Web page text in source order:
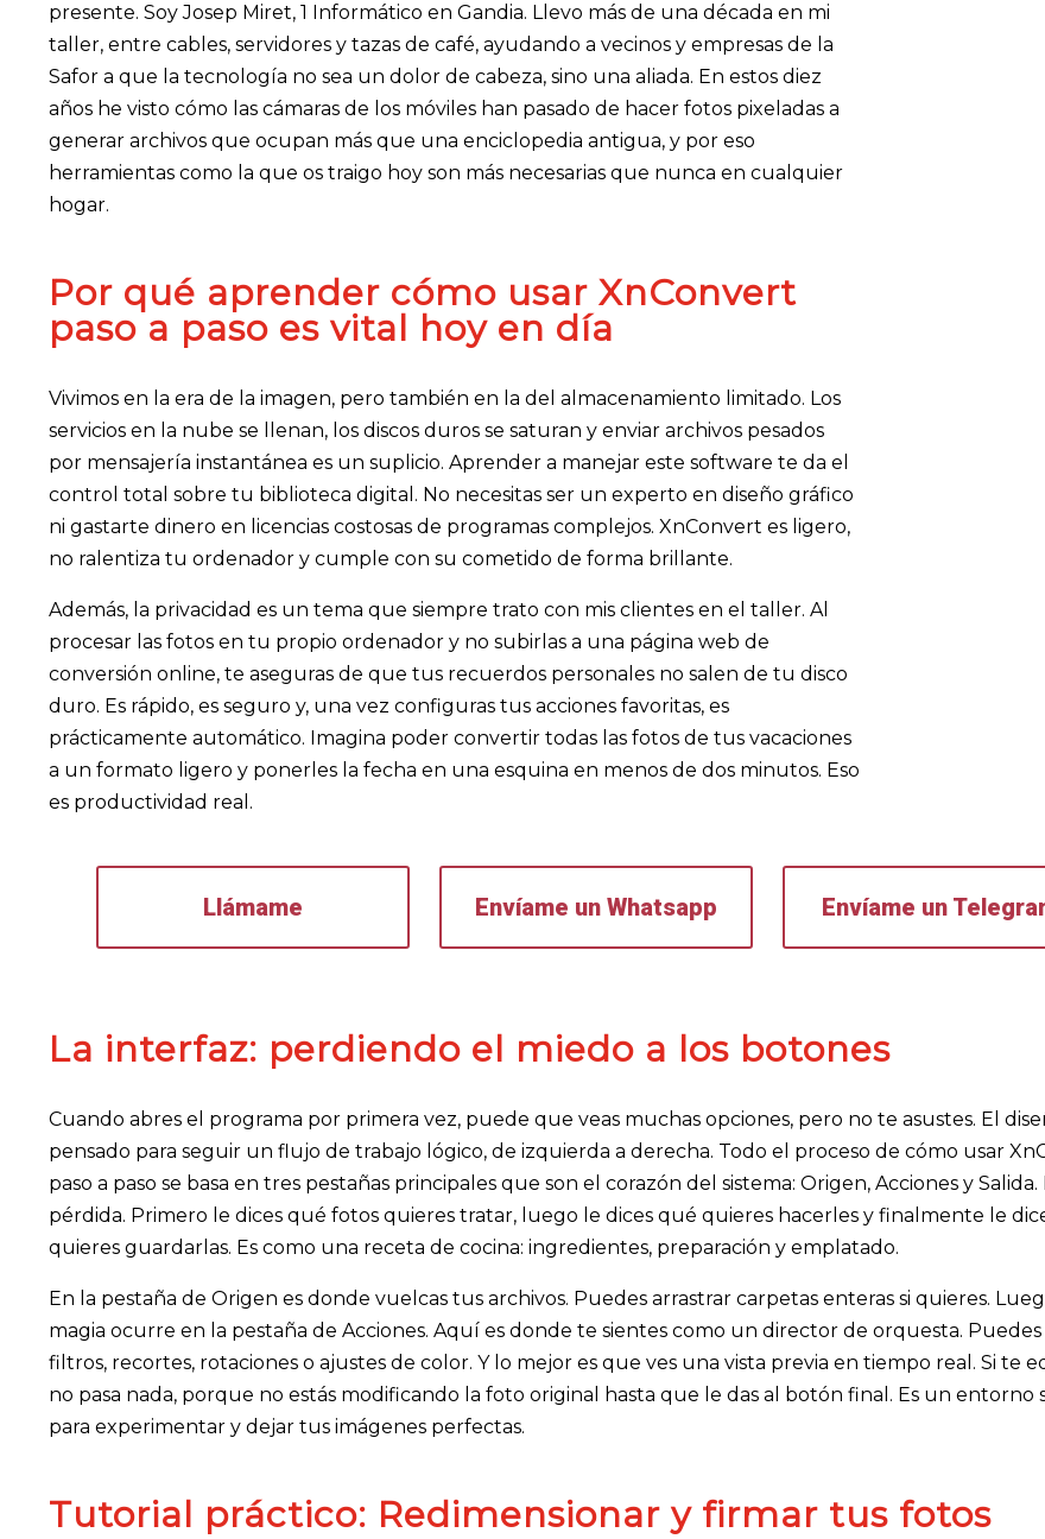
presente. Soy Josep Miret, 1 Informático en Gandia. Llevo más de una década en mi
taller, entre cables, servidores y tazas de café, ayudando a vecinos y empresas de la
Safor a que la tecnología no sea un dolor de cabeza, sino una aliada. En estos diez
años he visto cómo las cámaras de los móviles han pasado de hacer fotos pixeladas a
generar archivos que ocupan más que una enciclopedia antigua, y por eso
herramientas como la que os traigo hoy son más necesarias que nunca en cualquier
hogar.
Por qué aprender cómo usar XnConvert
paso a paso es vital hoy en día
Vivimos en la era de la imagen, pero también en la del almacenamiento limitado. Los
servicios en la nube se llenan, los discos duros se saturan y enviar archivos pesados
por mensajería instantánea es un suplicio. Aprender a manejar este software te da el
control total sobre tu biblioteca digital. No necesitas ser un experto en diseño gráfico
ni gastarte dinero en licencias costosas de programas complejos. XnConvert es ligero,
no ralentiza tu ordenador y cumple con su cometido de forma brillante.
Además, la privacidad es un tema que siempre trato con mis clientes en el taller. Al
procesar las fotos en tu propio ordenador y no subirlas a una página web de
conversión online, te aseguras de que tus recuerdos personales no salen de tu disco
duro. Es rápido, es seguro y, una vez configuras tus acciones favoritas, es
prácticamente automático. Imagina poder convertir todas las fotos de tus vacaciones
a un formato ligero y ponerles la fecha en una esquina en menos de dos minutos. Eso
es productividad real.
Llámame Envíame un Whatsapp Envíame un
La interfaz: perdiendo el miedo a los botones
Cuando abres el programa por primera vez, puede que veas muchas opciones, pero no te asustes. El
pensado para seguir un flujo de trabajo lógico, de izquierda a derecha. Todo el proceso de cómo usar
paso a paso se basa en tres pestañas principales que son el corazón del sistema: Origen, Acciones y
pérdida. Primero le dices qué fotos quieres tratar, luego le dices qué quieres hacerles y finalmente le
quieres guardarlas. Es como una receta de cocina: ingredientes, preparación y emplatado.
En la pestaña de Origen es donde vuelcas tus archivos. Puedes arrastrar carpetas enteras si quieres.
magia ocurre en la pestaña de Acciones. Aquí es donde te sientes como un director de orquesta.
filtros, recortes, rotaciones o ajustes de color. Y lo mejor es que ves una vista previa en tiempo real. Si te
no pasa nada, porque no estás modificando la foto original hasta que le das al botón final. Es un entorno
para experimentar y dejar tus imágenes perfectas.
Tutorial práctico: Redimensionar y firmar tus fotos